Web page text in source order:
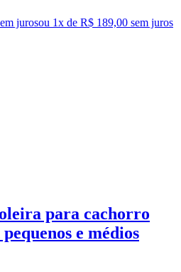
jurosou 1x de R$ 189,00 sem juros
para cachorro
e médios